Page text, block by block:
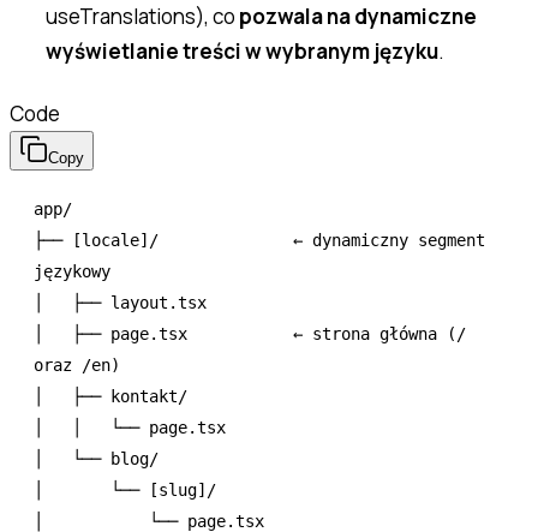
useTranslations), co pozwala na dynamiczne
wyświetlanie treści w wybranym języku.
Code
Copy
app/
├── [locale]/              ← dynamiczny segment
językowy
│   ├── layout.tsx
│   ├── page.tsx           ← strona główna (/
oraz /en)
│   ├── kontakt/
│   │   └── page.tsx
│   └── blog/
│       └── [slug]/
│           └── page.tsx